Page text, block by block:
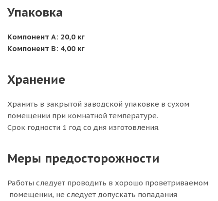
Упаковка
Компонент А: 20,0 кг
Компонент B: 4,00 кг
Хранение
Хранить в закрытой заводской упаковке в сухом
помещении при комнатной температуре.
Срок годности 1 год со дня изготовления.
Меры предосторожности
Работы следует проводить в хорошо проветриваемом
помещении, не следует допускать попадания